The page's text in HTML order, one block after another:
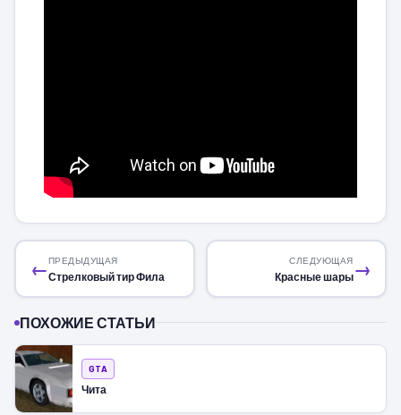
←ПРЕДЫДУЩАЯ
Стрелковый тир Фила →
СЛЕДУЮЩАЯ
Красные шары
ПОХОЖИЕ СТАТЬИ
GTA
Чита